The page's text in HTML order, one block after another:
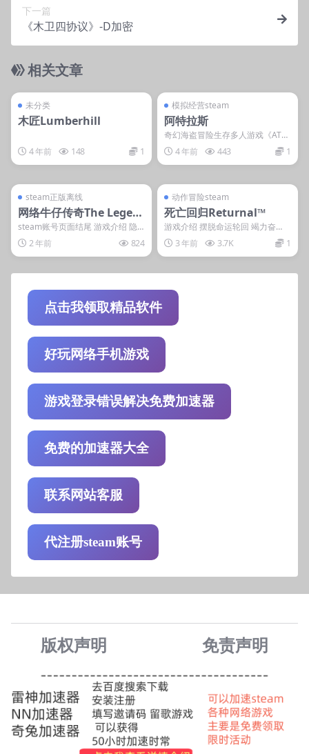
下一篇
《木卫四协议》-D加密
相关文章
未分类
木匠Lumberhill
4 年前 148 1
模拟经营steam
阿特拉斯
奇幻海盗冒险生存多人游戏《ATLA
S》，实现4万名玩家同时探索同一
世界，引发前所...
4 年前 443 1
steam正版离线
网络牛仔传奇The Legen
d of Cyber Cowboy
steam账号页面结尾 游戏介绍 隐
藏内容 本内容需权限查看 登录后
获取 普通用...
2 年前 824
动作冒险steam
死亡回归Returnal™
游戏介绍 摆脱命运轮回 竭力奋
战，求得生存。在这款获奖无数的
第三人称射击游戏中，...
3 年前 3.7K 1
点击我领取精品软件
好玩网络手机游戏
游戏登录错误解决免费加速器
免费的加速器大全
联系网站客服
代注册steam账号
版权声明 免责声明